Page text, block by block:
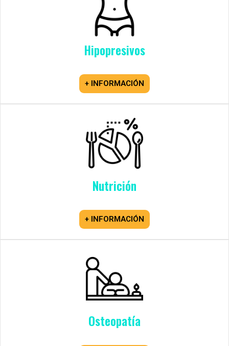
Hipopresivos
+ INFORMACIÓN
Nutrición
+ INFORMACIÓN
Osteopatía